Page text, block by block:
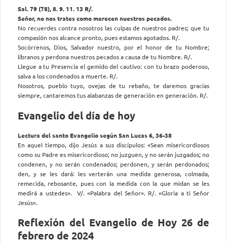
Sal. 79 (78), 8. 9. 11. 13 R/.
Señor, no nos trates como merecen nuestros pecados.
No recuerdes contra nosotros las culpas de nuestros padres; que tu
compasión nos alcance pronto, pues estamos agotados. R/.
Socórrenos, Dios, Salvador nuestro, por el honor de tu Nombre;
líbranos y perdona nuestros pecados a causa de tu Nombre. R/.
Llegue a tu Presencia el gemido del cautivo: con tu brazo poderoso,
salva a los condenados a muerte. R/.
Nosotros, pueblo tuyo, ovejas de tu rebaño, te daremos gracias
siempre, cantaremos tus alabanzas de generación en generación. R/.
Evangelio del día de hoy
Lectura del santo Evangelio según San Lucas 6, 36-38
En aquel tiempo, dijo Jesús a sus discípulos: «Sean misericordiosos
como su Padre es misericordioso; no juzguen, y no serán juzgados; no
condenen, y no serán condenados; perdonen, y serán perdonados;
den, y se les dará: les verterán una medida generosa, colmada,
remecida, rebosante, pues con la medida con la que midan se les
medirá a ustedes». V/. «Palabra del Señor». R/. «Gloria a ti Señor
Jesús».
Reflexión del Evangelio de Hoy 26 de
febrero de 2024